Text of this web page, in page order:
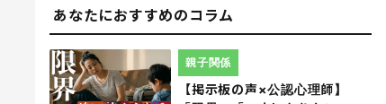
あなたにおすすめのコラム
【掲示板の声×公認心理師】
親子関係